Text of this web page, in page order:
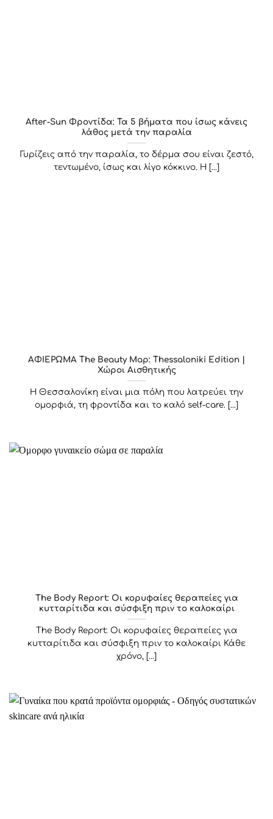
After-Sun Φροντίδα: Τα 5 βήματα που ίσως κάνεις
λάθος μετά την παραλία
Γυρίζεις από την παραλία, το δέρμα σου είναι ζεστό,
τεντωμένο, ίσως και λίγο κόκκινο. Η [...]
ΑΦΙΕΡΩΜΑ The Beauty Map: Thessaloniki Edition |
Χώροι Αισθητικής
Η Θεσσαλονίκη είναι μια πόλη που λατρεύει την
ομορφιά, τη φροντίδα και το καλό self-care. [...]
The Body Report: Οι κορυφαίες θεραπείες για
κυτταρίτιδα και σύσφιξη πριν το καλοκαίρι
The Body Report: Οι κορυφαίες θεραπείες για
κυτταρίτιδα και σύσφιξη πριν το καλοκαίρι Κάθε
χρόνο, [...]